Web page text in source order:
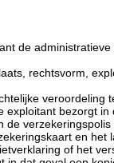
de
rechtsvorm,
bezorgt
de
en
of het